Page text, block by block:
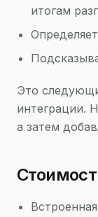
итогам
Это
интеграции.
а затем